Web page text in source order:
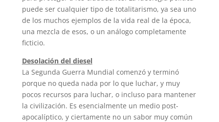
puede ser cualquier tipo de totalitarismo, ya sea uno
de los muchos ejemplos de la vida real de la época,
una mezcla de esos, o un análogo completamente
ficticio.
Desolación del diesel
La Segunda Guerra Mundial comenzó y terminó
porque no queda nada por lo que luchar, y muy
pocos recursos para luchar, o incluso para mantener
la civilización. Es esencialmente un medio post-
apocalíptico, y ciertamente no un sabor muy común